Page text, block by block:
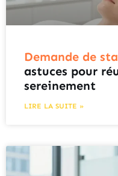
Demande de
astuces pour
sereinement
LIRE LA SUITE »